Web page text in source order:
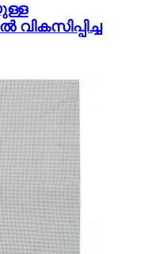
വികസിപ്പിച്ച